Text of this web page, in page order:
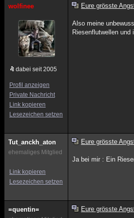
wolfinee
dabei seit 2005
Profil anzeigen
Private Nachricht
Link kopieren
Lesezeichen setzen
Eure grösste
Also meine
Riesenflutwellen und
Tut_anckh_aton
ehemaliges Mitglied
Link kopieren
Lesezeichen setzen
Eure grösste
Ja bei mir : Ein
=quentin= Eure grösste